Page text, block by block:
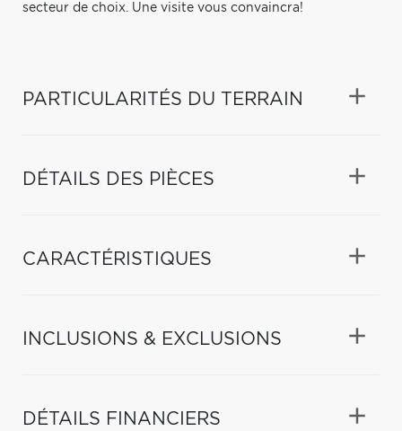
secteur de choix. Une visite vous convaincra!
PARTICULARITÉS DU TERRAIN
DÉTAILS DES PIÈCES
CARACTÉRISTIQUES
INCLUSIONS & EXCLUSIONS
DÉTAILS FINANCIERS